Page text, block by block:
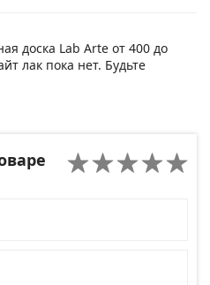
доска Lab Arte от 400 до
лак пока нет. Будьте